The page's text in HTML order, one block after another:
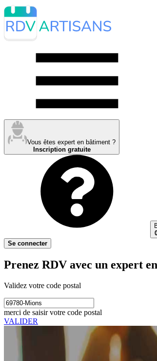
Vous êtes expert en bâtiment ?
Inscription gratuite
Se connecter
Prenez RDV avec un expert
Validez votre code postal
merci de saisir votre code postal
VALIDER